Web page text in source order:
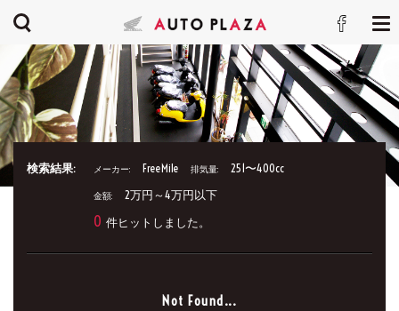
検索結果: メーカー: FreeMile 排気量: 251〜400cc
金額: 2万円～4万円以下
0 件ヒットしました。
Not Found...